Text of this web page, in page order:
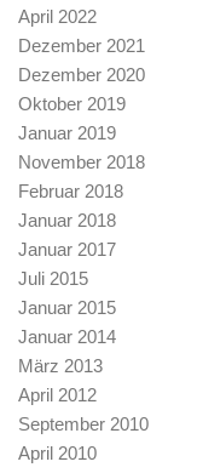
April 2022
Dezember 2021
Dezember 2020
Oktober 2019
Januar 2019
November 2018
Februar 2018
Januar 2018
Januar 2017
Juli 2015
Januar 2015
Januar 2014
März 2013
April 2012
September 2010
April 2010